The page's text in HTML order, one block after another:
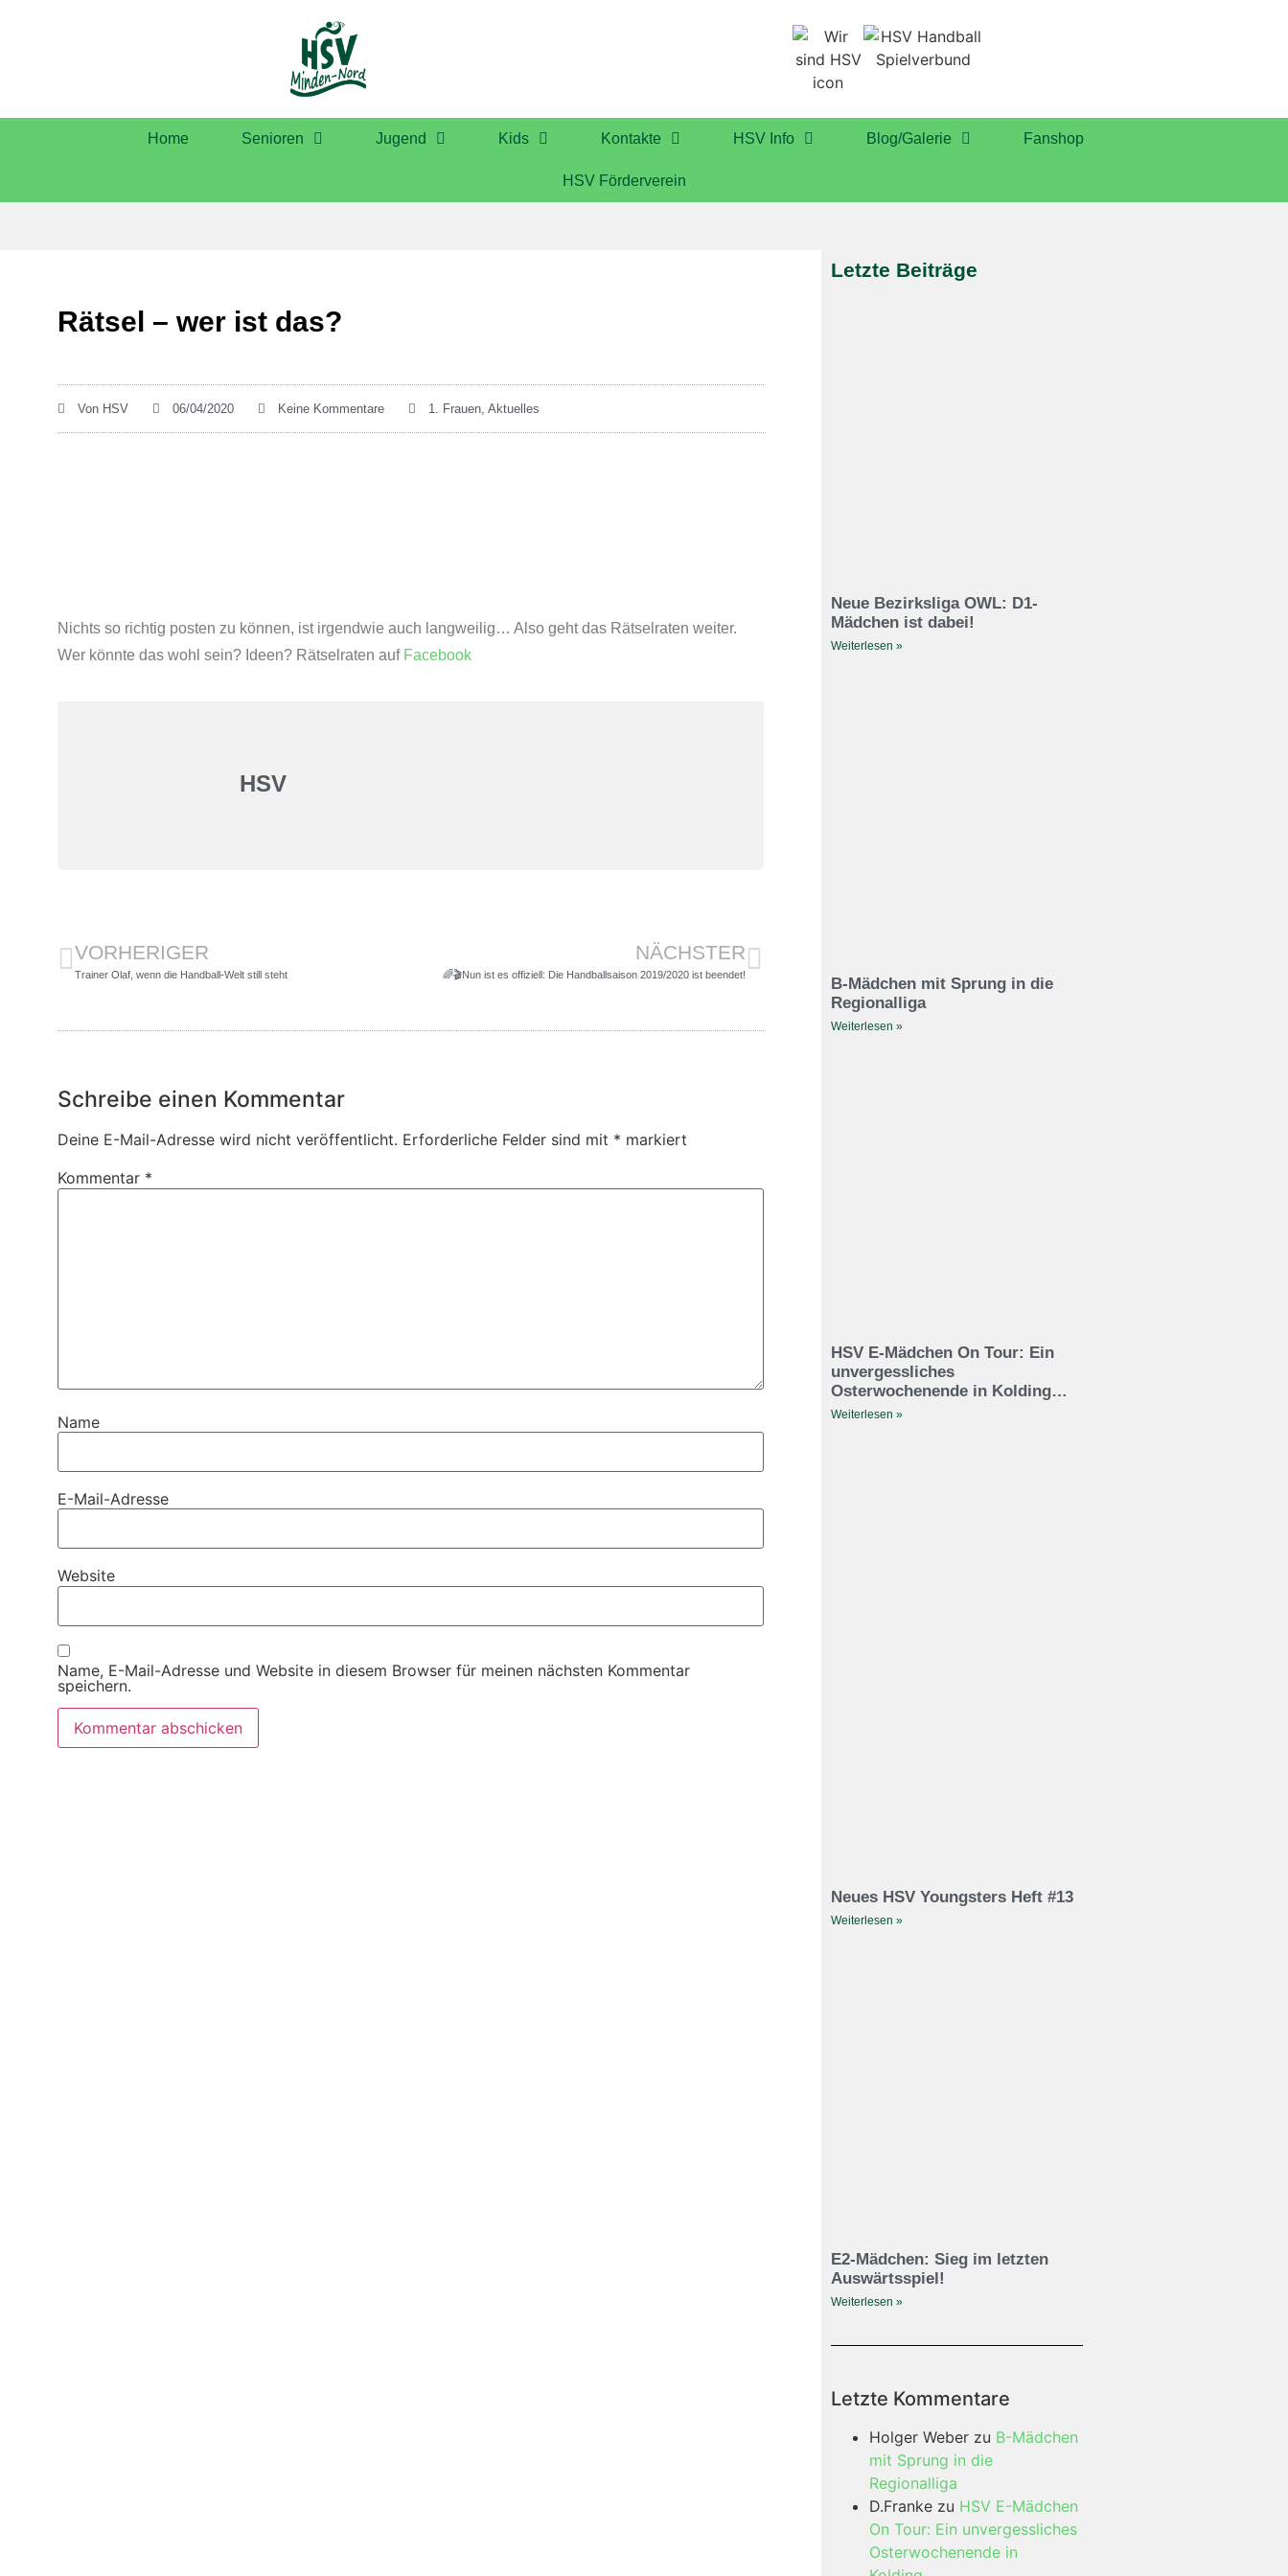
Home Senioren Jugend Kids Kontakte HSV Info Blog/Galerie Fanshop
HSV Förderverein
Rätsel – wer ist das?
Von HSV 06/04/2020 Keine Kommentare 1. Frauen, Aktuelles
Nichts so richtig posten zu können, ist irgendwie auch langweilig… Also geht das Rätselraten weiter.
Wer könnte das wohl sein? Ideen? Rätselraten auf Facebook
HSV
VORHERIGER
Trainer Olaf, wenn die Handball-Welt still steht
NÄCHSTER
🌈🎬Nun ist es offiziell: Die Handballsaison 2019/2020 ist beendet!
Schreibe einen Kommentar
Deine E-Mail-Adresse wird nicht veröffentlicht. Erforderliche Felder sind mit * markiert
Kommentar *
Name
E-Mail-Adresse
Website
Name, E-Mail-Adresse und Website in diesem Browser für meinen nächsten Kommentar
speichern.
Letzte Beiträge
Neue Bezirksliga OWL: D1-
Mädchen ist dabei!
Weiterlesen »
B-Mädchen mit Sprung in die
Regionalliga
Weiterlesen »
HSV E-Mädchen On Tour: Ein
unvergessliches
Osterwochenende in Kolding…
Weiterlesen »
Neues HSV Youngsters Heft #13
Weiterlesen »
E2-Mädchen: Sieg im letzten
Auswärtsspiel!
Weiterlesen »
Letzte Kommentare
Holger Weberzu B-Mädchen
mit Sprung in die
Regionalliga
D.Frankezu HSV E-Mädchen
On Tour: Ein unvergessliches
Osterwochenende in